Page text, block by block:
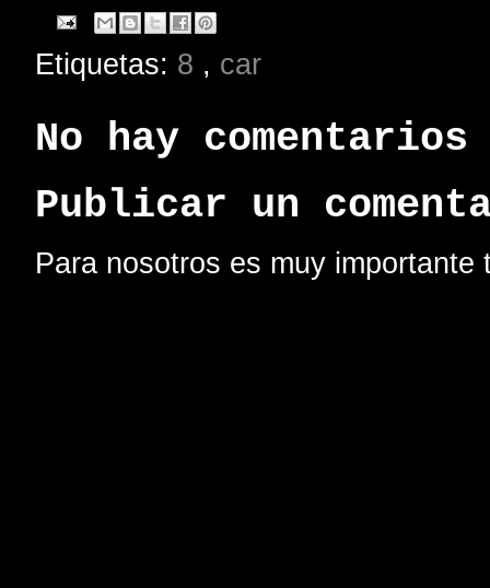
Etiquetas: 8 , car
No hay
Publicar un
Para nosotros es muy